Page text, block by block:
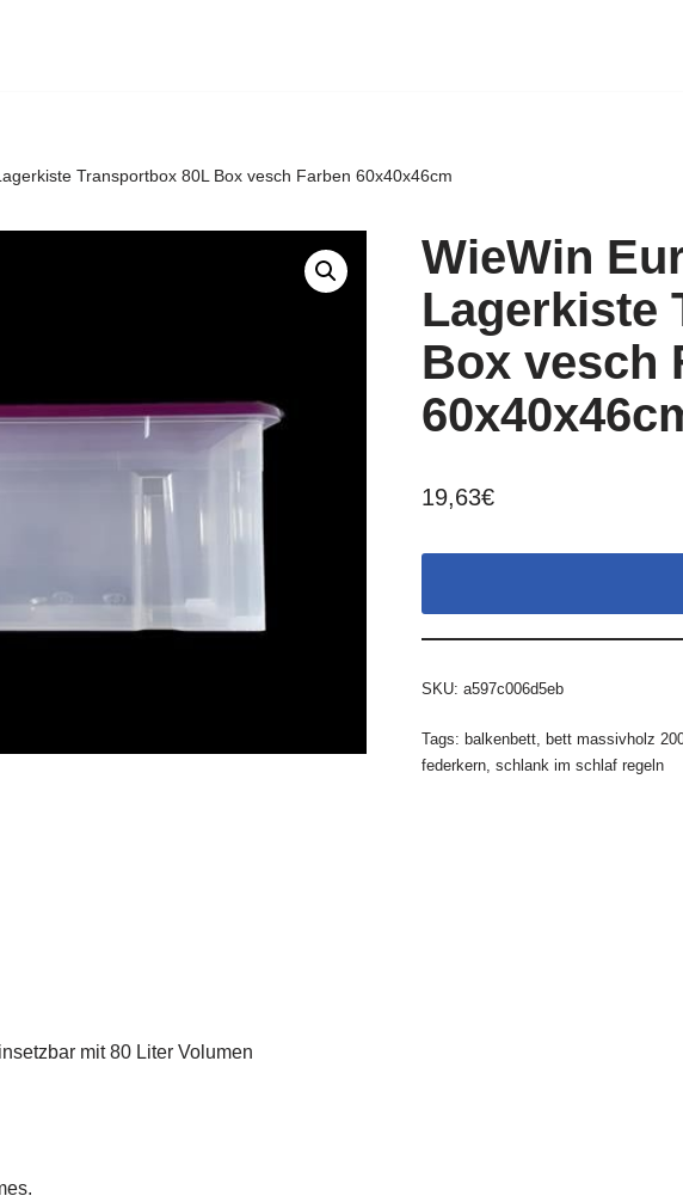
Transportbox 80L Box vesch Farben 60x40x46cm
WieWin
Lagerkiste
Box vesch
19,63€
SKU: a597c006d5eb
Tags: balkenbett, bett massivholz
federkern, schlank im schlaf regeln
mit 80 Liter Volumen